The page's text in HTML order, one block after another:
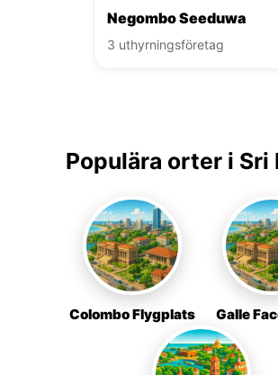
Negombo Seeduwa
3 uthyrningsföretag
Populära orter i Sri
Colombo Flygplats Galle